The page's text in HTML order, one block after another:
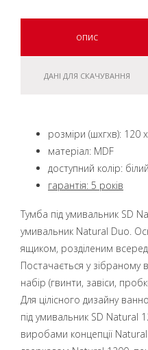
ОПИС
ДАНІ ДЛЯ СКАЧУВАННЯ
розміри (шxгxв): 120
матеріал: MDF
доступний колір:
гарантія: 5 років
Тумба під умивальник SD
умивальник Natural Duo.
ящиком, розділеним
Постачається у зібраному
набір (гвинти, завіси,
Для цілісного дизайну
під умивальник SD Natural
виробами концепції